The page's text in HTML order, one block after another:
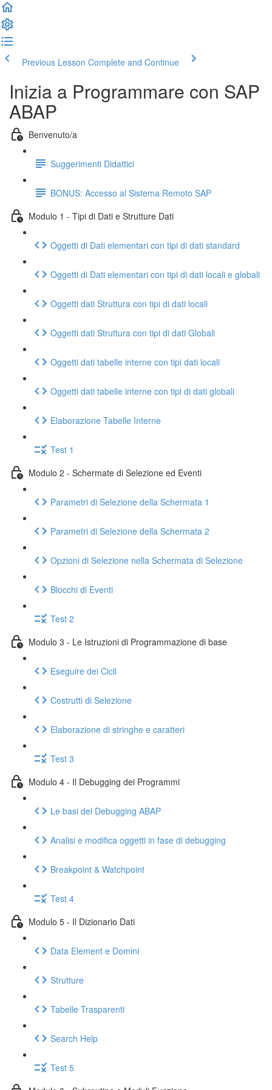
Previous Lesson Complete and Continue
Inizia a Programmare con SAP
ABAP
Benvenuto/a
Suggerimenti Didattici
BONUS: Accesso al Sistema Remoto SAP
Modulo 1 - Tipi di Dati e Strutture Dati
Oggetti di Dati elementari con tipi di dati standard
Oggetti di Dati elementari con tipi di dati locali e globali
Oggetti dati Struttura con tipi di dati locali
Oggetti dati Struttura con tipi di dati Globali
Oggetti dati tabelle interne con tipi dati locali
Oggetti dati tabelle interne con tipi di dati globali
Elaborazione Tabelle Interne
Test 1
Modulo 2 - Schermate di Selezione ed Eventi
Parametri di Selezione della Schermata 1
Parametri di Selezione della Schermata 2
Opzioni di Selezione nella Schermata di Selezione
Blocchi di Eventi
Test 2
Modulo 3 - Le Istruzioni di Programmazione di base
Eseguire dei Cicli
Costrutti di Selezione
Elaborazione di stringhe e caratteri
Test 3
Modulo 4 - Il Debugging dei Programmi
Le basi del Debugging ABAP
Analisi e modifica oggetti in fase di debugging
Breakpoint & Watchpoint
Test 4
Modulo 5 - Il Dizionario Dati
Data Element e Domini
Strutture
Tabelle Trasparenti
Search Help
Test 5